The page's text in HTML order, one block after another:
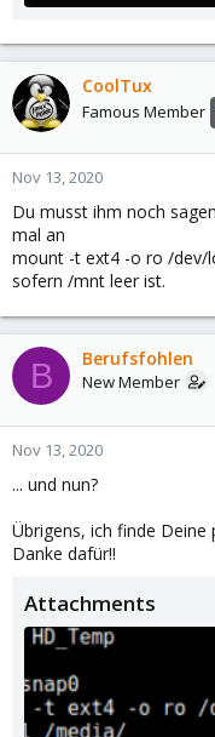
CoolTux
Famous Member
Nov 13, 2020
Du musst ihm noch
mal an
mount -t ext4 -o ro /dev/
sofern /mnt leer ist.
B Berufsfohlen
New Member
Nov 13, 2020
... und nun?
Übrigens, ich finde
Danke dafür!!
Attachments